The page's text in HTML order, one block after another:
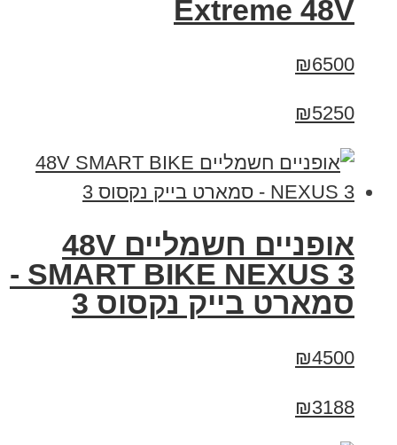
Extreme 48V
₪6500
₪5250
אופניים חשמליים 48V
SMART BIKE NEXUS 3 -
סמארט בייק נקסוס 3
₪4500
₪3188